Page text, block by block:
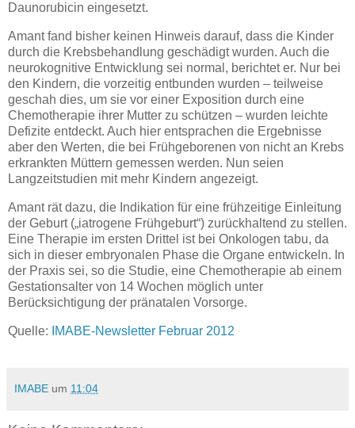
Daunorubicin eingesetzt.
Amant fand bisher keinen Hinweis darauf, dass die Kinder
durch die Krebsbehandlung geschädigt wurden. Auch die
neurokognitive Entwicklung sei normal, berichtet er. Nur bei
den Kindern, die vorzeitig entbunden wurden – teilweise
geschah dies, um sie vor einer Exposition durch eine
Chemotherapie ihrer Mutter zu schützen – wurden leichte
Defizite entdeckt. Auch hier entsprachen die Ergebnisse
aber den Werten, die bei Frühgeborenen von nicht an Krebs
erkrankten Müttern gemessen werden. Nun seien
Langzeitstudien mit mehr Kindern angezeigt.
Amant rät dazu, die Indikation für eine frühzeitige Einleitung
der Geburt („iatrogene Frühgeburt“) zurückhaltend zu stellen.
Eine Therapie im ersten Drittel ist bei Onkologen tabu, da
sich in dieser embryonalen Phase die Organe entwickeln. In
der Praxis sei, so die Studie, eine Chemotherapie ab einem
Gestationsalter von 14 Wochen möglich unter
Berücksichtigung der pränatalen Vorsorge.
Quelle: IMABE-Newsletter Februar 2012
IMABE um 11:04